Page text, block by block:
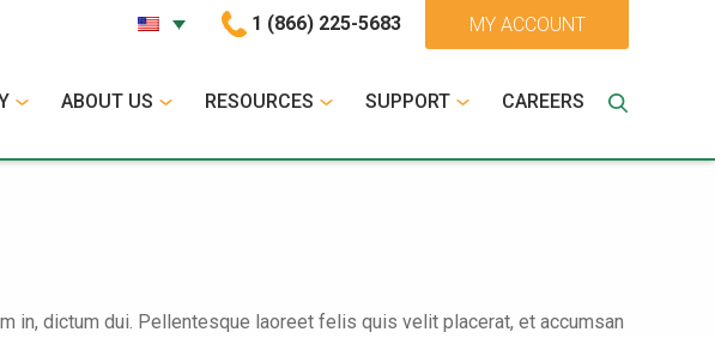
1 (866) 225-5683 MY ACCOUNT
ABOUT US RESOURCES SUPPORT CAREERS
in, dictum dui. Pellentesque laoreet felis quis velit placerat, et accumsan